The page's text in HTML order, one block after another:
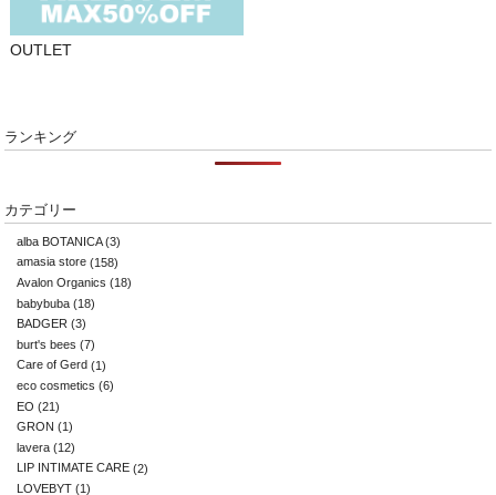
OUTLET
ランキング
カテゴリー
alba BOTANICA(3)
amasia store (158)
Avalon Organics (18)
babybuba (18)
BADGER (3)
burt's bees (7)
Care of Gerd (1)
eco cosmetics (6)
EO (21)
GRON (1)
lavera (12)
LIP INTIMATE CARE (2)
LOVEBYT (1)